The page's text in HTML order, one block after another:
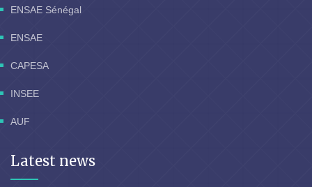
ENSAE Sénégal
ENSAE
CAPESA
INSEE
AUF
Latest news